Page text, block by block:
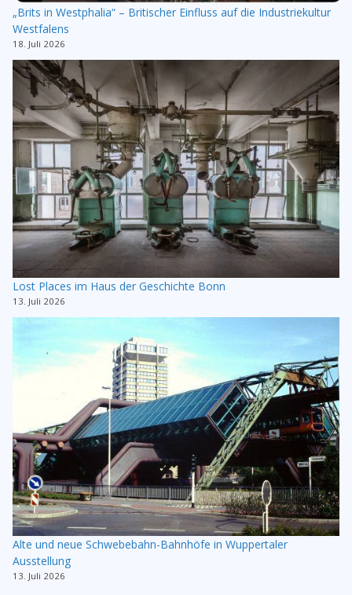
„Brits in Westphalia“ – Britischer Einfluss auf die Industriekultur
Westfalens
18. Juli 2026
Lost Places im Haus der Geschichte Bonn
13. Juli 2026
Alte und neue Schwebebahn-Bahnhöfe in Wuppertaler
Ausstellung
13. Juli 2026